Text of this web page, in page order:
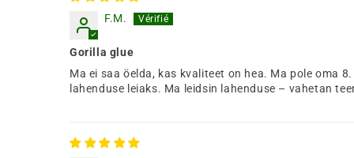
F.M.
Gorilla glue
Ma ei saa öelda, kas kvaliteet on hea. Ma pole oma
lahenduse leiaks. Ma leidsin lahenduse – vahetan